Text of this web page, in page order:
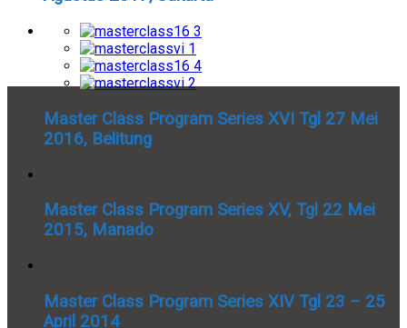
Master Class Program Series XVI Tgl 27 Mei
2016, Belitung
Master Class Program Series XV, Tgl 22 Mei
2015, Manado
Master Class Program Series XIV Tgl 23 – 25
April 2014